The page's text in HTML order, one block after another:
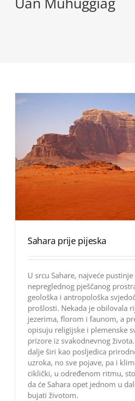
Sahara prije pijeska
U srcu Sahare, najveće
nepreglednog pješčanog
geološka i antropološka
prošlosti. Nekada je obilovala
jezerima, florom i faunom, a
opisuju religijske i plemenske
prizore iz svakodnevnog
dalje širi kao posljedica
uzroka, no sve pojave, pa i
ciklički, u određenom ritmu,
da će Sahara opet jednom u
bujati životom.